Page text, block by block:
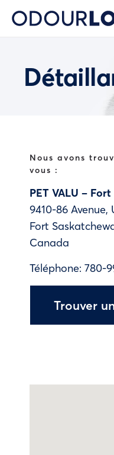
Nous avons
vous :
PET VALU –
9410-86 Avenue,
Fort
Canada
Téléphone: 780-
Trouver